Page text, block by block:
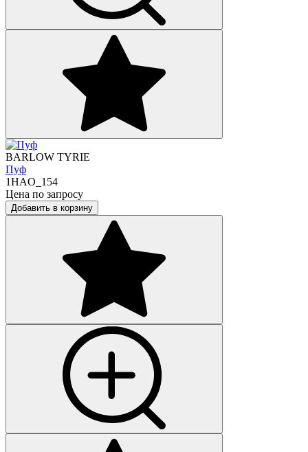
BARLOW TYRIE
Пуф
1HAO_154
Цена по запросу
Добавить в корзину